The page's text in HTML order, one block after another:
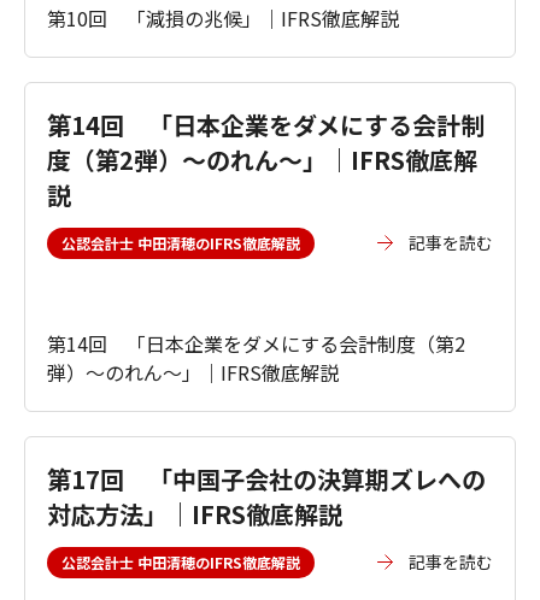
第10回 「減損の兆候」｜IFRS徹底解説
第14回 「日本企業をダメにする会計制
度（第2弾）～のれん～」｜IFRS徹底解
説
公認会計士 中田清穂のIFRS徹底解説 記事を読む
第14回 「日本企業をダメにする会計制度（第2
弾）～のれん～」｜IFRS徹底解説
第17回 「中国子会社の決算期ズレへの
対応方法」｜IFRS徹底解説
公認会計士 中田清穂のIFRS徹底解説 記事を読む